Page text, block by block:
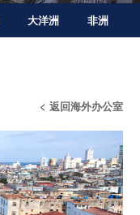
大洋洲 非洲
< 返回海外办公室